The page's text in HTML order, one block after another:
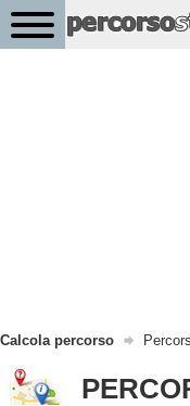
Calcola percorso